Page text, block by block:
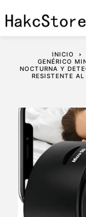
INICIO
GENÉRICO
NOCTURNA Y
RESISTENTE